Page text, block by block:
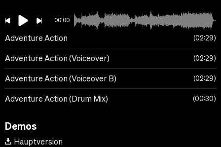
00:00
Adventure Action 02:29
Adventure Action (Voiceover) 02:29
Adventure Action (Voiceover B) 02:29
Adventure Action (Drum Mix) 00:30
Demos
Hauptversion